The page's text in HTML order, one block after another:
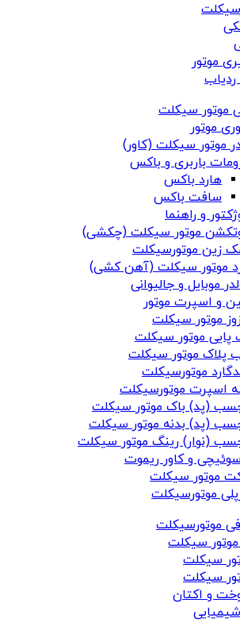
موتور
ردیاب
موتور سیکلت
موتور
موتور سیکلت (کاور)
باربری و باکس
هارد باکس
سافت باکس
و راهنما
موتور سیکلت (چکشی)
زین موتورسیکلت
موتور سیکلت (آهن کشی)
موبایل و جالیوانی
و اسپرت موتور
موتور سیکلت
پایی موتور سیکلت
پلاک موتور سیکلت
موتورسیکلت
اسپرت موتورسیکلت
(پد) باک موتور سیکلت
(پد) بدنه موتور سیکلت
(نوار) رینگ موتور سیکلت
و کاور ریموت
موتور سیکلت
موتورسیکلت
موتورسیکلت
سیکلت
سیکلت
سیکلت
و اکتان